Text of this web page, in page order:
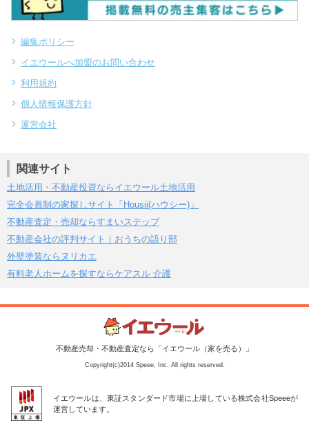
編集ポリシー
イエウールへ加盟のお問い合わせ
利用規約
個人情報保護方針
運営会社
関連サイト
土地活用・不動産投資ならイエウール土地活用
完全会員制の家探しサイト「Housii(ハウシー)」
不動産査定・売却ならすまいステップ
不動産会社の評判サイト｜おうちの語り部
外壁塗装ならヌリカエ
有料老人ホームを探すならケアスル 介護
不動産売却・不動産査定なら「イエウール（家を売る）」
Copyright(c)2014 Speee, Inc. All rights reserved.
イエウールは、東証スタンダード市場に上場している株式会社Speeeが
運営しています。